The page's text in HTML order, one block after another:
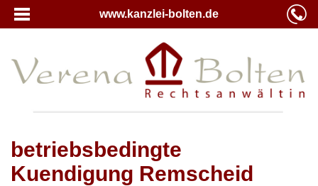
www.kanzlei-bolten.de
betriebsbedingte
Kuendigung Remscheid